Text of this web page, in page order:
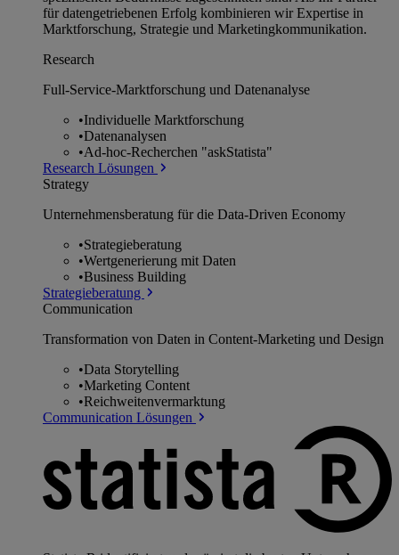
für datengetriebenen Erfolg kombinieren wir Expertise in
Marktforschung, Strategie und Marketingkommunikation.
Research
Full-Service-Marktforschung und Datenanalyse
•Individuelle Marktforschung
•Datenanalysen
•Ad-hoc-Recherchen "askStatista"
Research Lösungen
Strategy
Unternehmens­beratung für die Data-Driven Economy
•Strategieberatung
•Wertgenerierung mit Daten
•Business Building
Strategieberatung
Communication
Transformation von Daten in Content-Marketing und Design
•Data Storytelling
•Marketing Content
•Reichweitenvermarktung
Communication Lösungen